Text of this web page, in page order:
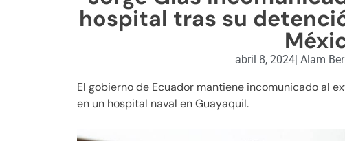
hospital tras su
abril 8, 2024 Alam
El gobierno de Ecuador mantiene incomunicado al
en un hospital naval en Guayaquil.